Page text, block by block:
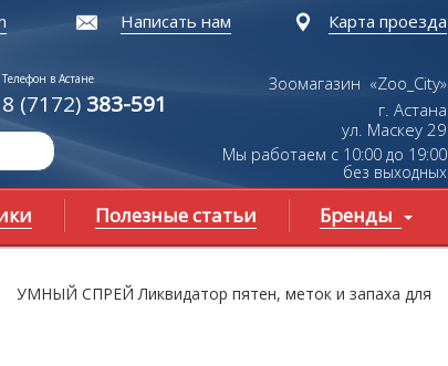
Написать нам Карта проезда
Телефон в Астане
8 (7172) 383-591
Зоомагазин «Zoo_City»
г. Астана
ул. Маскеу29
Мы работаем с 10:00 до 19:00
без выходных
Полезные статьи Бренды
УМНЫЙ СПРЕЙ Ликвидатор пятен, меток и запаха для